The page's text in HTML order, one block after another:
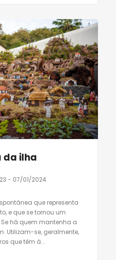
da ilha
- 07/01/2024
que representa
e que se tornou um
há quem mantenha a
Utilizam-se, geralmente,
que têm à...